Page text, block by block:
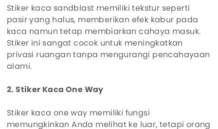
Stiker kaca sandblast memiliki tekstur seperti
pasir yang halus, memberikan efek kabur pada
kaca namun tetap membiarkan cahaya masuk.
Stiker ini sangat cocok untuk meningkatkan
privasi ruangan tanpa mengurangi pencahayaan
alami.
2. Stiker Kaca One Way
Stiker kaca one way memiliki fungsi
memungkinkan Anda melihat ke luar, tetapi orang